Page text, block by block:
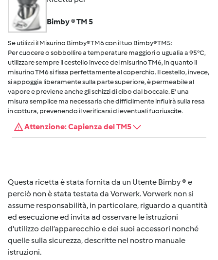
Bimby ® TM 5
Se utilizzi il Misurino Bimby® TM6 con il tuo Bimby® TM5:
Per cuocere o sobbollire a temperature maggiori o ugualia a 95°C,
utilizzare sempre il cestello invece del misurino TM6, in quanto il
misurino TM6 si fissa perfettamente al coperchio. Il cestello, invece,
si appoggia liberamente sulla parte superiore, è permeabile al
vapore e previene anche gli schizzi di cibo dal boccale. E' una
misura semplice ma necessaria che difficilmente influirà sulla resa
in cottura, prevenendo il verificarsi di eventuali fuoriuscite.
Attenzione: Capienza del TM5
Questa ricetta è stata fornita da un Utente Bimby ® e
perciò non è stata testata da Vorwerk. Vorwerk non si
assume responsabilità, in particolare, riguardo a quantità
ed esecuzione ed invita ad osservare le istruzioni
d'utilizzo dell’apparecchio e dei suoi accessori nonché
quelle sulla sicurezza, descritte nel nostro manuale
istruzioni.